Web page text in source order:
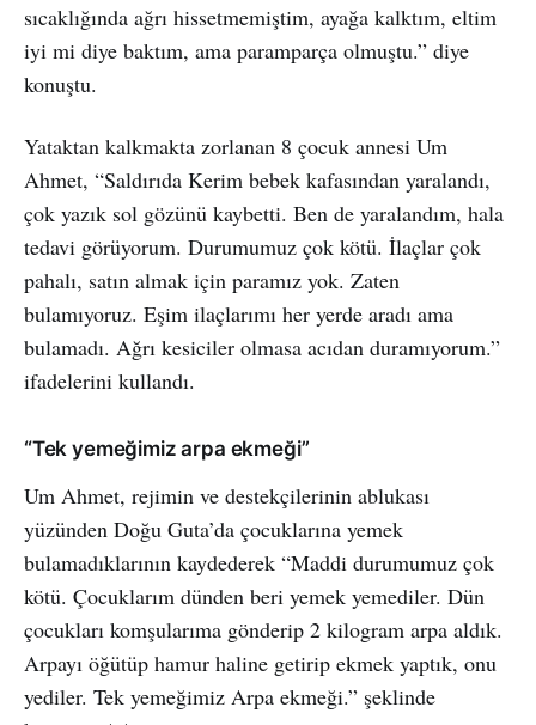
sıcaklığında ağrı hissetmemiştim, ayağa kalktım, eltim
iyi mi diye baktım, ama paramparça olmuştu.” diye
konuştu.
Yataktan kalkmakta zorlanan 8 çocuk annesi Um
Ahmet, “Saldırıda Kerim bebek kafasından yaralandı,
çok yazık sol gözünü kaybetti. Ben de yaralandım, hala
tedavi görüyorum. Durumumuz çok kötü. İlaçlar çok
pahalı, satın almak için paramız yok. Zaten
bulamıyoruz. Eşim ilaçlarımı her yerde aradı ama
bulamadı. Ağrı kesiciler olmasa acıdan duramıyorum.”
ifadelerini kullandı.
“Tek yemeğimiz arpa ekmeği”
Um Ahmet, rejimin ve destekçilerinin ablukası
yüzünden Doğu Guta’da çocuklarına yemek
bulamadıklarının kaydederek “Maddi durumumuz çok
kötü. Çocuklarım dünden beri yemek yemediler. Dün
çocukları komşularıma gönderip 2 kilogram arpa aldık.
Arpayı öğütüp hamur haline getirip ekmek yaptık, onu
yediler. Tek yemeğimiz Arpa ekmeği.” şeklinde